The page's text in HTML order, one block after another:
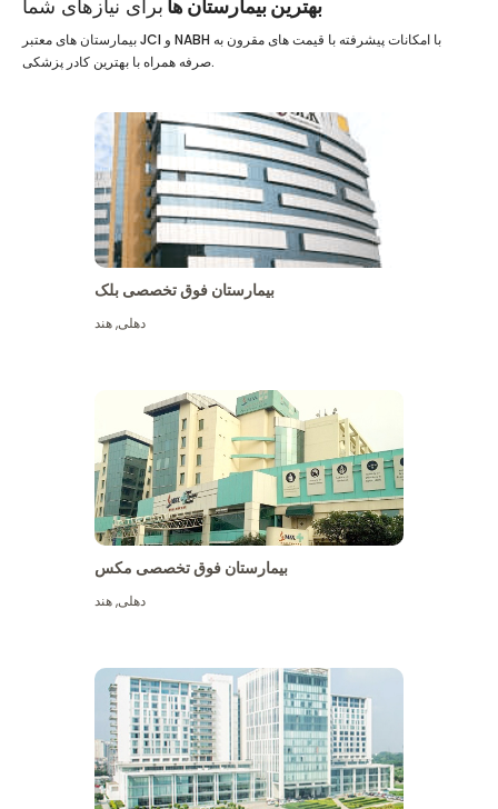
بهترین بیمارستان ها برای نیازهای شما
بیمارستان های معتبر JCI و NABH با امکانات پیشرفته با قیمت های مقرون به
صرفه همراه با بهترین کادر پزشکی.
بیمارستان فوق تخصصی بلک
دهلی,هند
بیمارستان فوق تخصصی مکس
دهلی,هند